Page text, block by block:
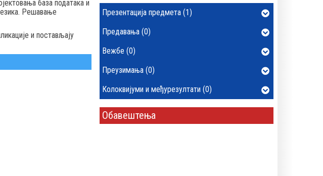
база података и
Решавање
и постављају
Презентација предмета (1)
Предавања (0)
Вежбе (0)
Преузимања (0)
Колоквијуми и међурезултати (0)
Обавештења